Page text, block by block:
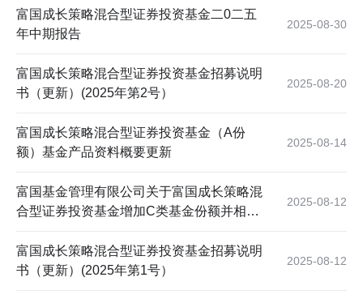
富国成长策略混合型证券投资基金二0二五
年中期报告
2025-08-30
富国成长策略混合型证券投资基金招募说明
书（更新）(2025年第2号）
2025-08-20
富国成长策略混合型证券投资基金（A份
额）基金产品资料概要更新
2025-08-14
富国基金管理有限公司关于富国成长策略混
合型证券投资基金增加C类基金份额并相应
2025-08-12
富国成长策略混合型证券投资基金招募说明
书（更新）(2025年第1号）
2025-08-12